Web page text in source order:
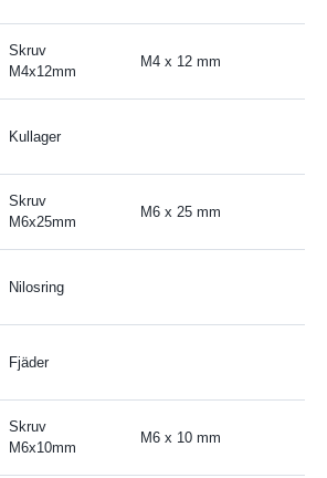
Skruv
M4x12mm
M4 x 12 mm
Kullager
Skruv
M6x25mm
M6 x 25 mm
Nilosring
Fjäder
Skruv
M6x10mm
M6 x 10 mm